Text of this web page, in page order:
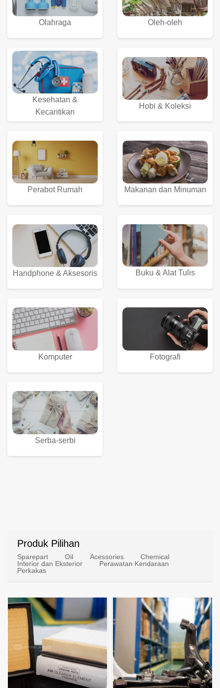
Olahraga Oleh-oleh
Kesehatan &
Kecantikan
Hobi & Koleksi
Perabot Rumah Makanan dan Minuman
Handphone & Aksesoris Buku & Alat Tulis
Komputer Fotografi
Serba-serbi
Produk Pilihan
Sparepart Oil Acessories
Chemical
Interior dan Eksterior
Perawatan Kendaraan
Perkakas